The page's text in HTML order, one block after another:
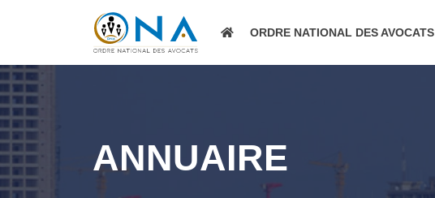
ORDRE NATIONAL DES AVOCATS
ANNUAIRE